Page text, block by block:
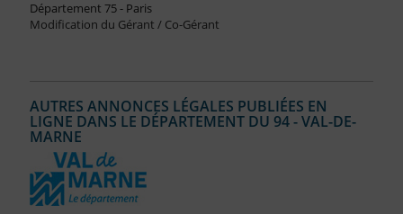
Département 75 - Paris
Modification du Gérant / Co-Gérant
AUTRES ANNONCES LÉGALES PUBLIÉES EN
LIGNE DANS LE DÉPARTEMENT DU 94 - VAL-DE-
MARNE